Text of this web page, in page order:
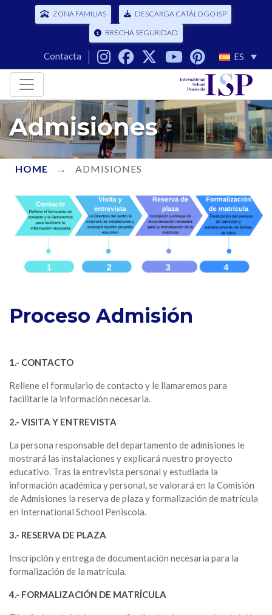
ZONA FAMILIAS DESCARGA CATÁLOGO ISP
BRECHA SEGURIDAD
Contacta ES
Admisiones
HOME → ADMISIONES
Proceso Admisión
1.- CONTACTO
Rellene el formulario de contacto y le llamaremos para
facilitarle la información necesaria.
2.- VISITA Y ENTREVISTA
La persona responsable del departamento de admisiones le
mostrará las instalaciones y explicará nuestro proyecto
educativo. Tras la entrevista personal y estudiada la
información académica y personal, se valorará en la Comisión
de Admisiones la reserva de plaza y formalización de matrícula
en International School Peniscola.
3.- RESERVA DE PLAZA
Inscripción y entrega de documentación necesaria para la
formalización de la matrícula.
4.- FORMALIZACIÓN DE MATRÍCULA